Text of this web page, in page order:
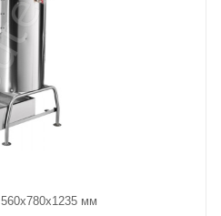
560х780х1235 мм